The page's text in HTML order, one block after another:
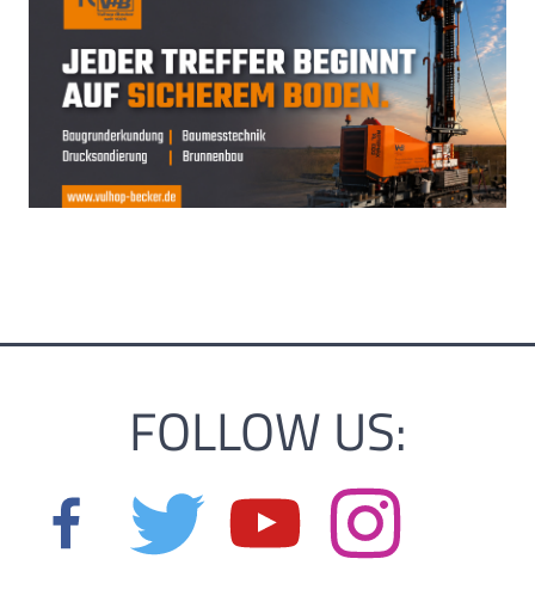
FOLLOW US: